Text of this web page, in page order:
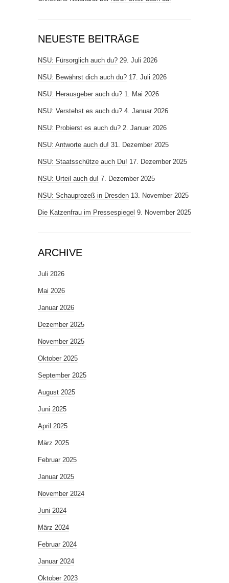
NEUESTE BEITRÄGE
NSU: Fürsorglich auch du? 29. Juli 2026
NSU: Bewährst dich auch du? 17. Juli 2026
NSU: Herausgeber auch du? 1. Mai 2026
NSU: Verstehst es auch du? 4. Januar 2026
NSU: Probierst es auch du? 2. Januar 2026
NSU: Antworte auch du! 31. Dezember 2025
NSU: Staatsschütze auch Du! 17. Dezember 2025
NSU: Urteil auch du! 7. Dezember 2025
NSU: Schauprozeß in Dresden 13. November 2025
Die Katzenfrau im Pressespiegel 9. November 2025
ARCHIVE
Juli 2026
Mai 2026
Januar 2026
Dezember 2025
November 2025
Oktober 2025
September 2025
August 2025
Juni 2025
April 2025
März 2025
Februar 2025
Januar 2025
November 2024
Juni 2024
März 2024
Februar 2024
Januar 2024
Oktober 2023